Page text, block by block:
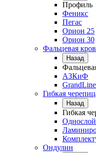
Профиль
Феникс
Пегас
Орион 25
Орион 30
Фальцевая
Назад
АЗКиФ
GrandLine
Гибкая
Назад
Гибкая
Ондулин